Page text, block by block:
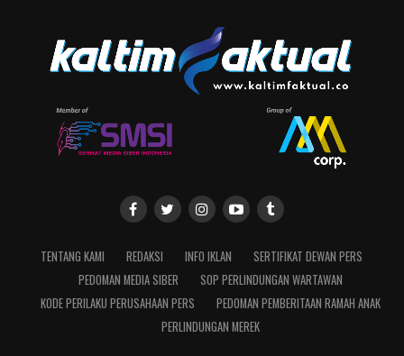
TENTANG KAMI REDAKSI INFO IKLAN
SERTIFIKAT DEWAN PERS
PEDOMAN MEDIA SIBER
SOP PERLINDUNGAN WARTAWAN
KODE PERILAKU PERUSAHAAN PERS
PEDOMAN PEMBERITAAN RAMAH ANAK
PERLINDUNGAN MEREK